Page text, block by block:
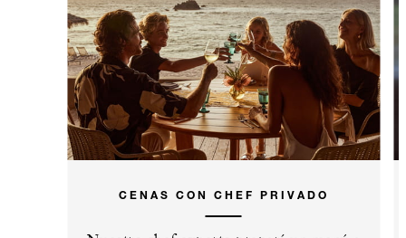
CENAS CON CHEF PRIVADO